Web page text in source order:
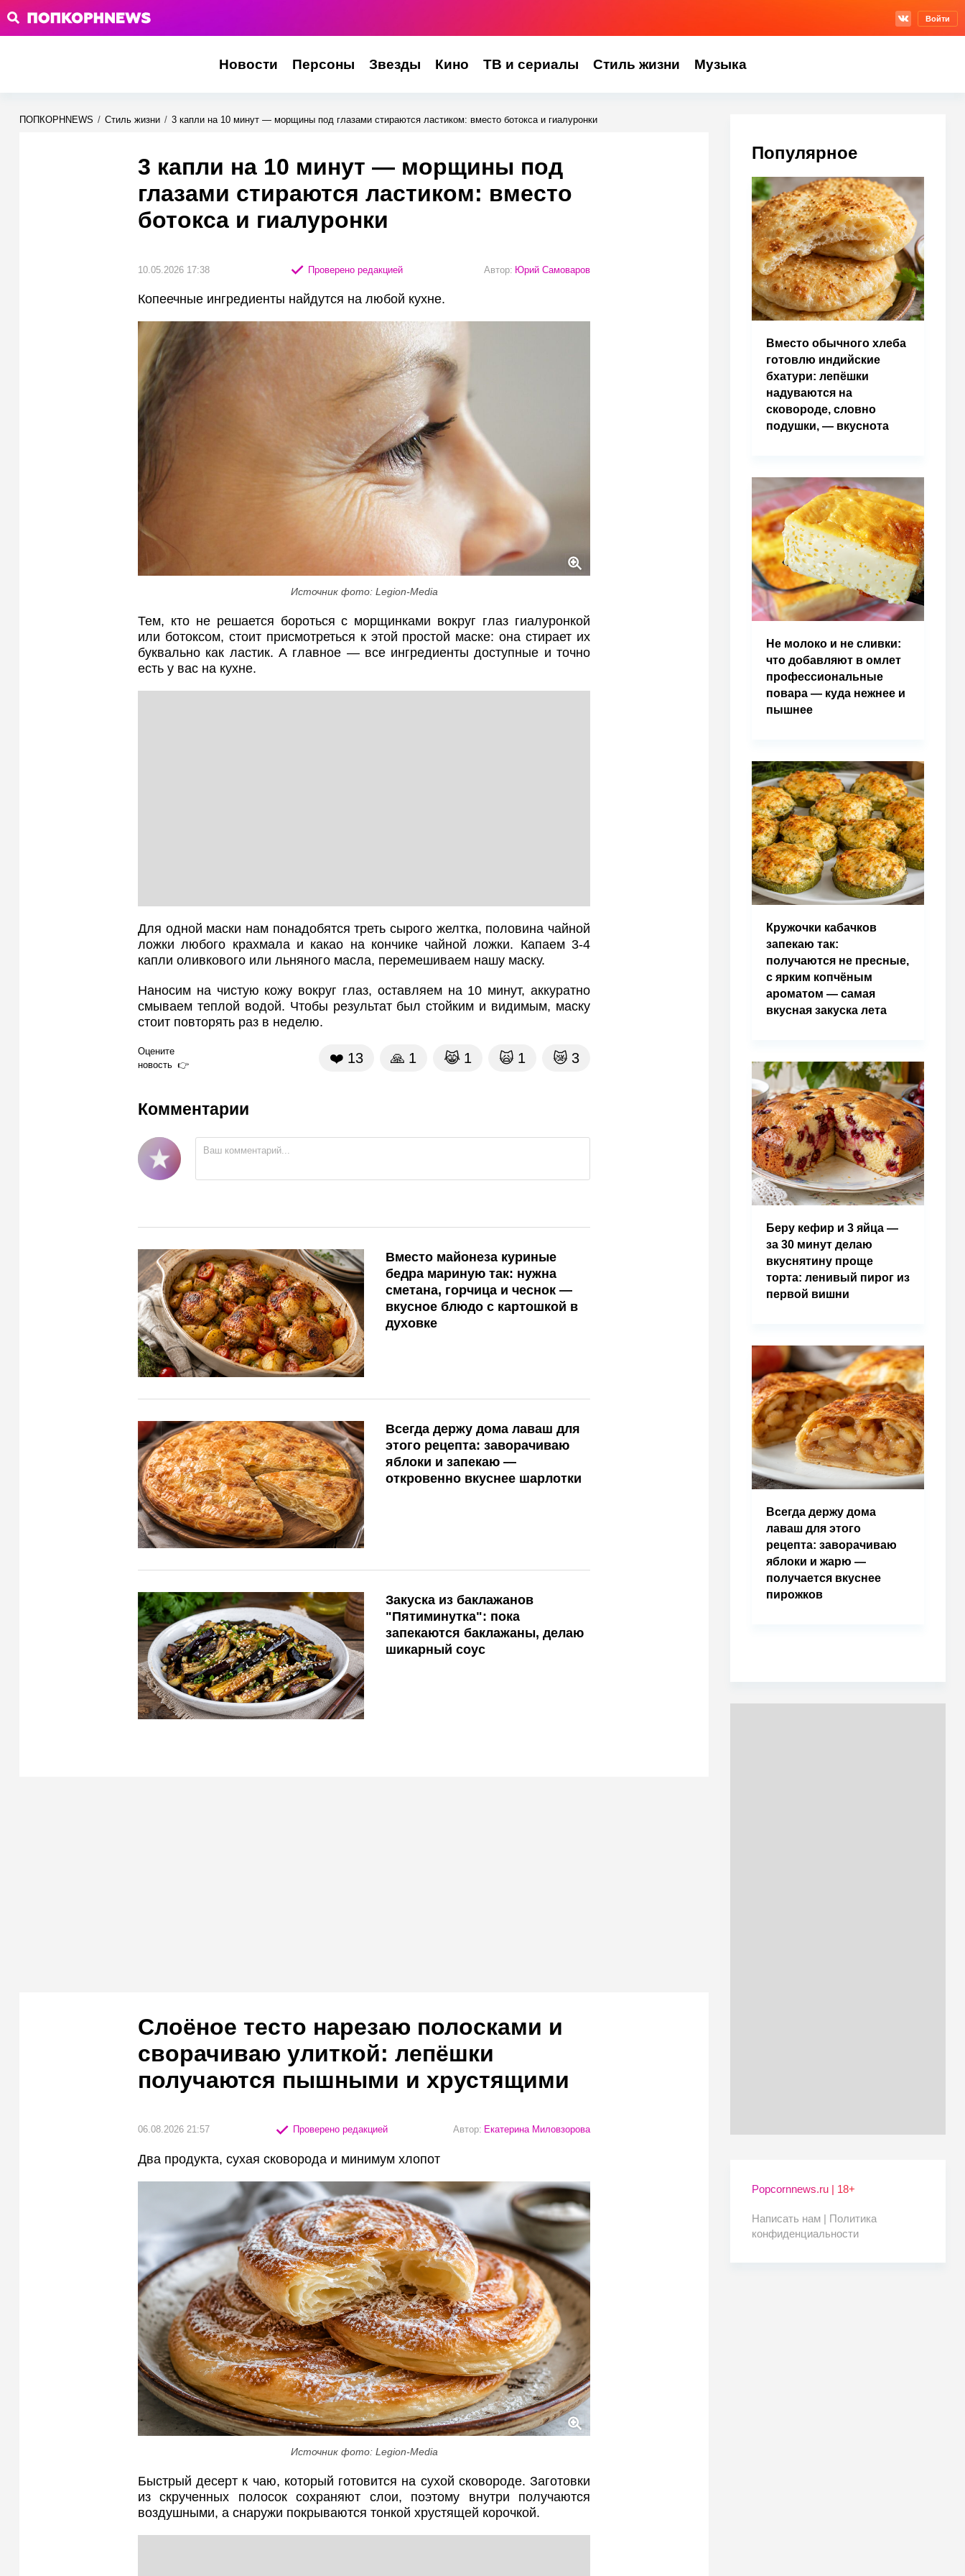
Войти
Новости Персоны Звезды Кино ТВ и сериалы Стиль жизни Музыка
ПОПКОРНNEWS / Стиль жизни / 3 капли на 10 минут — морщины под глазами стираются ластиком: вместо ботокса и гиалуронки
3 капли на 10 минут — морщины под
глазами стираются ластиком: вместо
ботокса и гиалуронки
10.05.2026 17:38 Проверено редакцией Автор: Юрий Самоваров
Копеечные ингредиенты найдутся на любой кухне.
Источник фото: Legion-Media
Тем, кто не решается бороться с морщинками вокруг глаз гиалуронкой
или ботоксом, стоит присмотреться к этой простой маске: она стирает их
буквально как ластик. А главное — все ингредиенты доступные и точно
есть у вас на кухне.
Для одной маски нам понадобятся треть сырого желтка, половина чайной
ложки любого крахмала и какао на кончике чайной ложки. Капаем 3-4
капли оливкового или льняного масла, перемешиваем нашу маску.
Наносим на чистую кожу вокруг глаз, оставляем на 10 минут, аккуратно
смываем теплой водой. Чтобы результат был стойким и видимым, маску
стоит повторять раз в неделю.
Оцените
новость
❤️ 13 🙏 1 😹 1 🙀 1 😿 3
Комментарии
Вместо майонеза куриные
бедра мариную так: нужна
сметана, горчица и чеснок —
вкусное блюдо с картошкой в
духовке
Всегда держу дома лаваш для
этого рецепта: заворачиваю
яблоки и запекаю —
откровенно вкуснее шарлотки
Закуска из баклажанов
"Пятиминутка": пока
запекаются баклажаны, делаю
шикарный соус
Слоёное тесто нарезаю полосками и
сворачиваю улиткой: лепёшки
получаются пышными и хрустящими
06.08.2026 21:57 Проверено редакцией Автор: Екатерина Миловзорова
Два продукта, сухая сковорода и минимум хлопот
Источник фото: Legion-Media
Быстрый десерт к чаю, который готовится на сухой сковороде. Заготовки
из скрученных полосок сохраняют слои, поэтому внутри получаются
воздушными, а снаружи покрываются тонкой хрустящей корочкой.
Популярное
Вместо обычного хлеба
готовлю индийские
бхатури: лепёшки
надуваются на
сковороде, словно
подушки, — вкуснота
Не молоко и не сливки:
что добавляют в омлет
профессиональные
повара — куда нежнее и
пышнее
Кружочки кабачков
запекаю так:
получаются не пресные,
с ярким копчёным
ароматом — самая
вкусная закуска лета
Беру кефир и 3 яйца —
за 30 минут делаю
вкуснятину проще
торта: ленивый пирог из
первой вишни
Всегда держу дома
лаваш для этого
рецепта: заворачиваю
яблоки и жарю —
получается вкуснее
пирожков
Popcornnews.ru | 18+
Написать нам | Политика
конфиденциальности